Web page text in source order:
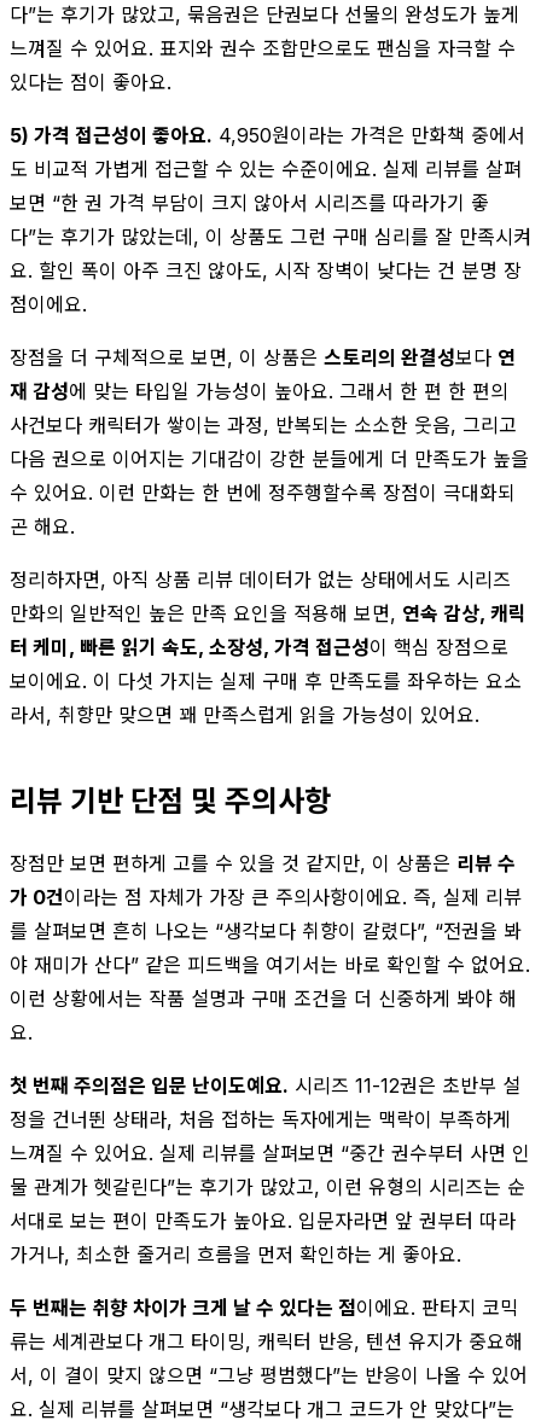
다”는 후기가 많았고, 묶음권은 단권보다 선물의 완성도가 높게
느껴질 수 있어요. 표지와 권수 조합만으로도 팬심을 자극할 수
있다는 점이 좋아요.
5) 가격 접근성이 좋아요. 4,950원이라는 가격은 만화책 중에서
도 비교적 가볍게 접근할 수 있는 수준이에요. 실제 리뷰를 살펴
보면 “한 권 가격 부담이 크지 않아서 시리즈를 따라가기 좋
다”는 후기가 많았는데, 이 상품도 그런 구매 심리를 잘 만족시켜
요. 할인 폭이 아주 크진 않아도, 시작 장벽이 낮다는 건 분명 장
점이에요.
장점을 더 구체적으로 보면, 이 상품은 스토리의 완결성보다 연
재 감성에 맞는 타입일 가능성이 높아요. 그래서 한 편 한 편의
사건보다 캐릭터가 쌓이는 과정, 반복되는 소소한 웃음, 그리고
다음 권으로 이어지는 기대감이 강한 분들에게 더 만족도가 높을
수 있어요. 이런 만화는 한 번에 정주행할수록 장점이 극대화되
곤 해요.
정리하자면, 아직 상품 리뷰 데이터가 없는 상태에서도 시리즈
만화의 일반적인 높은 만족 요인을 적용해 보면, 연속 감상, 캐릭
터 케미, 빠른 읽기 속도, 소장성, 가격 접근성이 핵심 장점으로
보이에요. 이 다섯 가지는 실제 구매 후 만족도를 좌우하는 요소
라서, 취향만 맞으면 꽤 만족스럽게 읽을 가능성이 있어요.
리뷰 기반 단점 및 주의사항
장점만 보면 편하게 고를 수 있을 것 같지만, 이 상품은 리뷰 수
가 0건이라는 점 자체가 가장 큰 주의사항이에요. 즉, 실제 리뷰
를 살펴보면 흔히 나오는 “생각보다 취향이 갈렸다”, “전권을 봐
야 재미가 산다” 같은 피드백을 여기서는 바로 확인할 수 없어요.
이런 상황에서는 작품 설명과 구매 조건을 더 신중하게 봐야 해
요.
첫 번째 주의점은 입문 난이도예요. 시리즈 11-12권은 초반부 설
정을 건너뛴 상태라, 처음 접하는 독자에게는 맥락이 부족하게
느껴질 수 있어요. 실제 리뷰를 살펴보면 “중간 권수부터 사면 인
물 관계가 헷갈린다”는 후기가 많았고, 이런 유형의 시리즈는 순
서대로 보는 편이 만족도가 높아요. 입문자라면 앞 권부터 따라
가거나, 최소한 줄거리 흐름을 먼저 확인하는 게 좋아요.
두 번째는 취향 차이가 크게 날 수 있다는 점이에요. 판타지 코믹
류는 세계관보다 개그 타이밍, 캐릭터 반응, 텐션 유지가 중요해
서, 이 결이 맞지 않으면 “그냥 평범했다”는 반응이 나올 수 있어
요. 실제 리뷰를 살펴보면 “생각보다 개그 코드가 안 맞았다”는